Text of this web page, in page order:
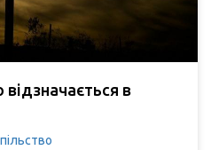
відзначається в